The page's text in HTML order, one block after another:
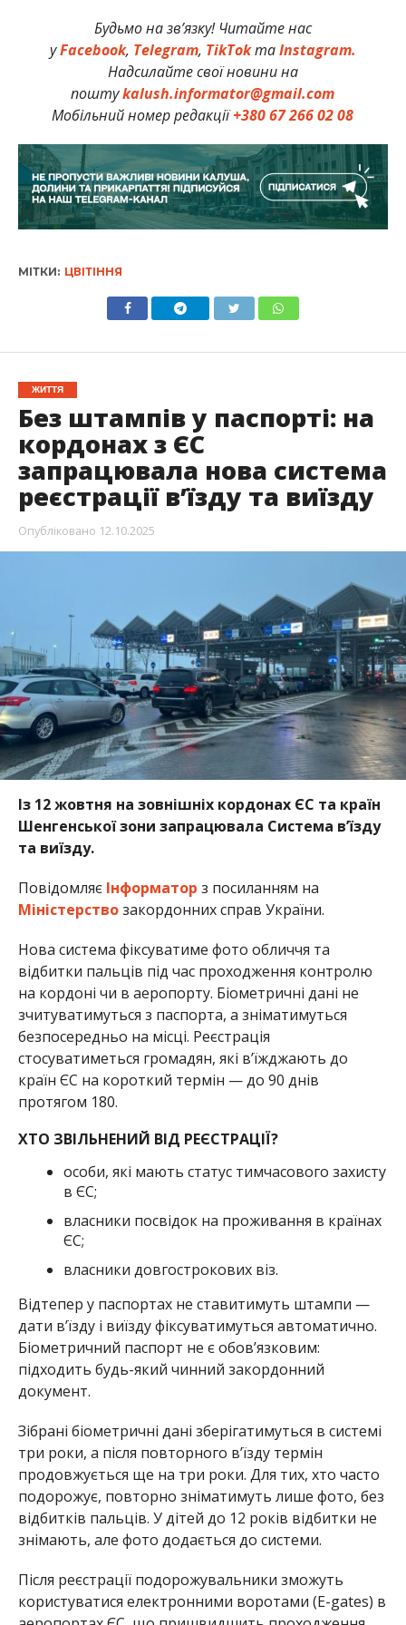
Будьмо на зв’язку! Читайте нас
уFacebook, Telegram, TikTokтаInstagram.
Надсилайте свої новини на
поштуkalush.informator@gmail.com
Мобільний номер редакції+380 67 266 02 08
МІТКИ: ЦВІТІННЯ
ЖИТТЯ
Без штампів у паспорті: на
кордонах з ЄС
запрацювала нова система
реєстрації в’їзду та виїзду
Опубліковано 12.10.2025
Із 12 жовтня на зовнішніх кордонах ЄС та країн
Шенгенської зони запрацювала Система в’їзду
та виїзду.
Повідомляє Інформатор з посиланням на
Міністерствозакордонних справ України.
Нова система фіксуватиме фото обличчя та
відбитки пальців під час проходження контролю
на кордоні чи в аеропорту. Біометричні дані не
зчитуватимуться з паспорта, а зніматимуться
безпосередньо на місці. Реєстрація
стосуватиметься громадян, які в’їжджають до
країн ЄС на короткий термін — до 90 днів
протягом 180.
ХТО ЗВІЛЬНЕНИЙ ВІД РЕЄСТРАЦІЇ?
особи, які мають статус тимчасового захисту
в ЄС;
власники посвідок на проживання в країнах
ЄС;
власники довгострокових віз.
Відтепер у паспортах не ставитимуть штампи —
дати в’їзду і виїзду фіксуватимуться автоматично.
Біометричний паспорт не є обов’язковим:
підходить будь-який чинний закордонний
документ.
Зібрані біометричні дані зберігатимуться в системі
три роки, а після повторного в’їзду термін
продовжується ще на три роки. Для тих, хто часто
подорожує, повторно зніматимуть лише фото, без
відбитків пальців. У дітей до 12 років відбитки не
знімають, але фото додається до системи.
Після реєстрації подорожувальники зможуть
користуватися електронними воротами (E-gates) в